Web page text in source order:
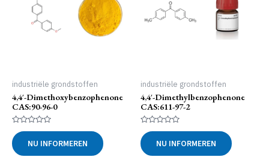
industriële grondstoffen
4,4′-Dimethoxybenzophenone
CAS:90-96-0
Gewaardeerd
0
uit
5
NU INFORMEREN
industriële grondstoffen
4,4′-Dimethylbenzophenone
CAS:611-97-2
Gewaardeerd
0
uit
5
NU INFORMEREN